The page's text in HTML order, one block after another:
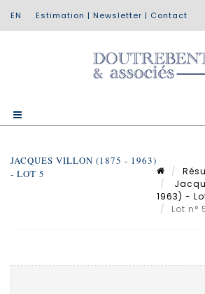
Estimation | Newsletter | Contact
JACQUES VILLON (1875 - 1963)
- LOT 5
1963) -
Lot n°